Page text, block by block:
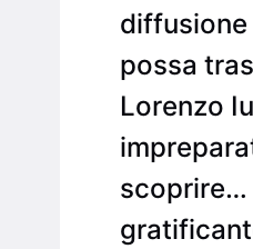
diffusione
possa
Lorenzo
scoprire…